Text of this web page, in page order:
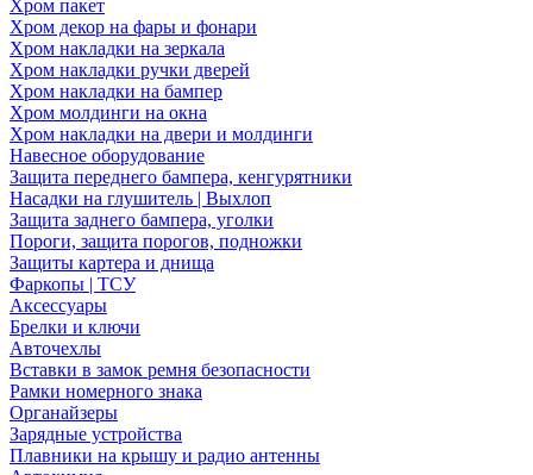
Хром пакет
Хром декор на фары и фонари
Хром накладки на зеркала
Хром накладки ручки дверей
Хром накладки на бампер
Хром молдинги на окна
Хром накладки на двери и молдинги
Навесное оборудование
Защита переднего бампера, кенгурятники
Насадки на глушитель | Выхлоп
Защита заднего бампера, уголки
Пороги, защита порогов, подножки
Защиты картера и днища
Фаркопы | ТСУ
Аксессуары
Брелки и ключи
Авточехлы
Вставки в замок ремня безопасности
Рамки номерного знака
Органайзеры
Зарядные устройства
Плавники на крышу и радио антенны